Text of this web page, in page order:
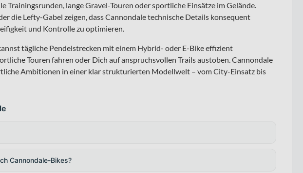
Trainingsrunden, lange Gravel-Touren oder sportliche Einsätze im Gelände.
die Lefty-Gabel zeigen, dass Cannondale technische Details konsequent
und Kontrolle zu optimieren.
tägliche Pendelstrecken mit einem Hybrid- oder E-Bike effizient
Touren fahren oder Dich auf anspruchsvollen Trails austoben. Cannondale
Ambitionen in einer klar strukturierten Modellwelt – vom City-Einsatz bis
Cannondale-Bikes?